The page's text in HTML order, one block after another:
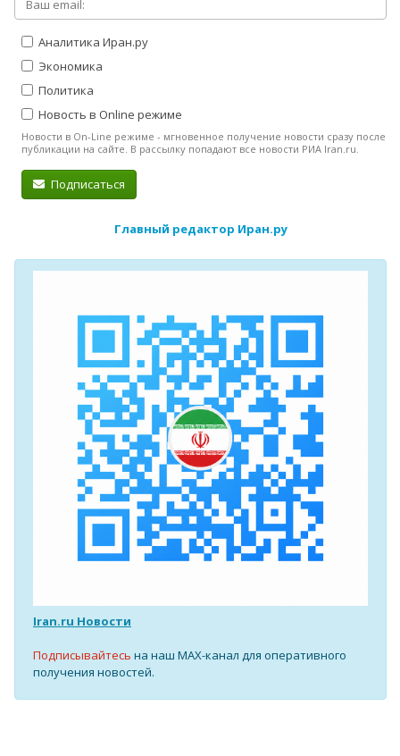
Аналитика Иран.ру
Экономика
Политика
Новость в Online режиме
Новости в On-Line режиме - мгновенное получение новости сразу после
публикации на сайте. В рассылку попадают все новости РИА Iran.ru.
Подписаться
Главный редактор Иран.ру
Iran.ru Новости
Подписывайтесь на наш MAX-канал для оперативного
получения новостей.